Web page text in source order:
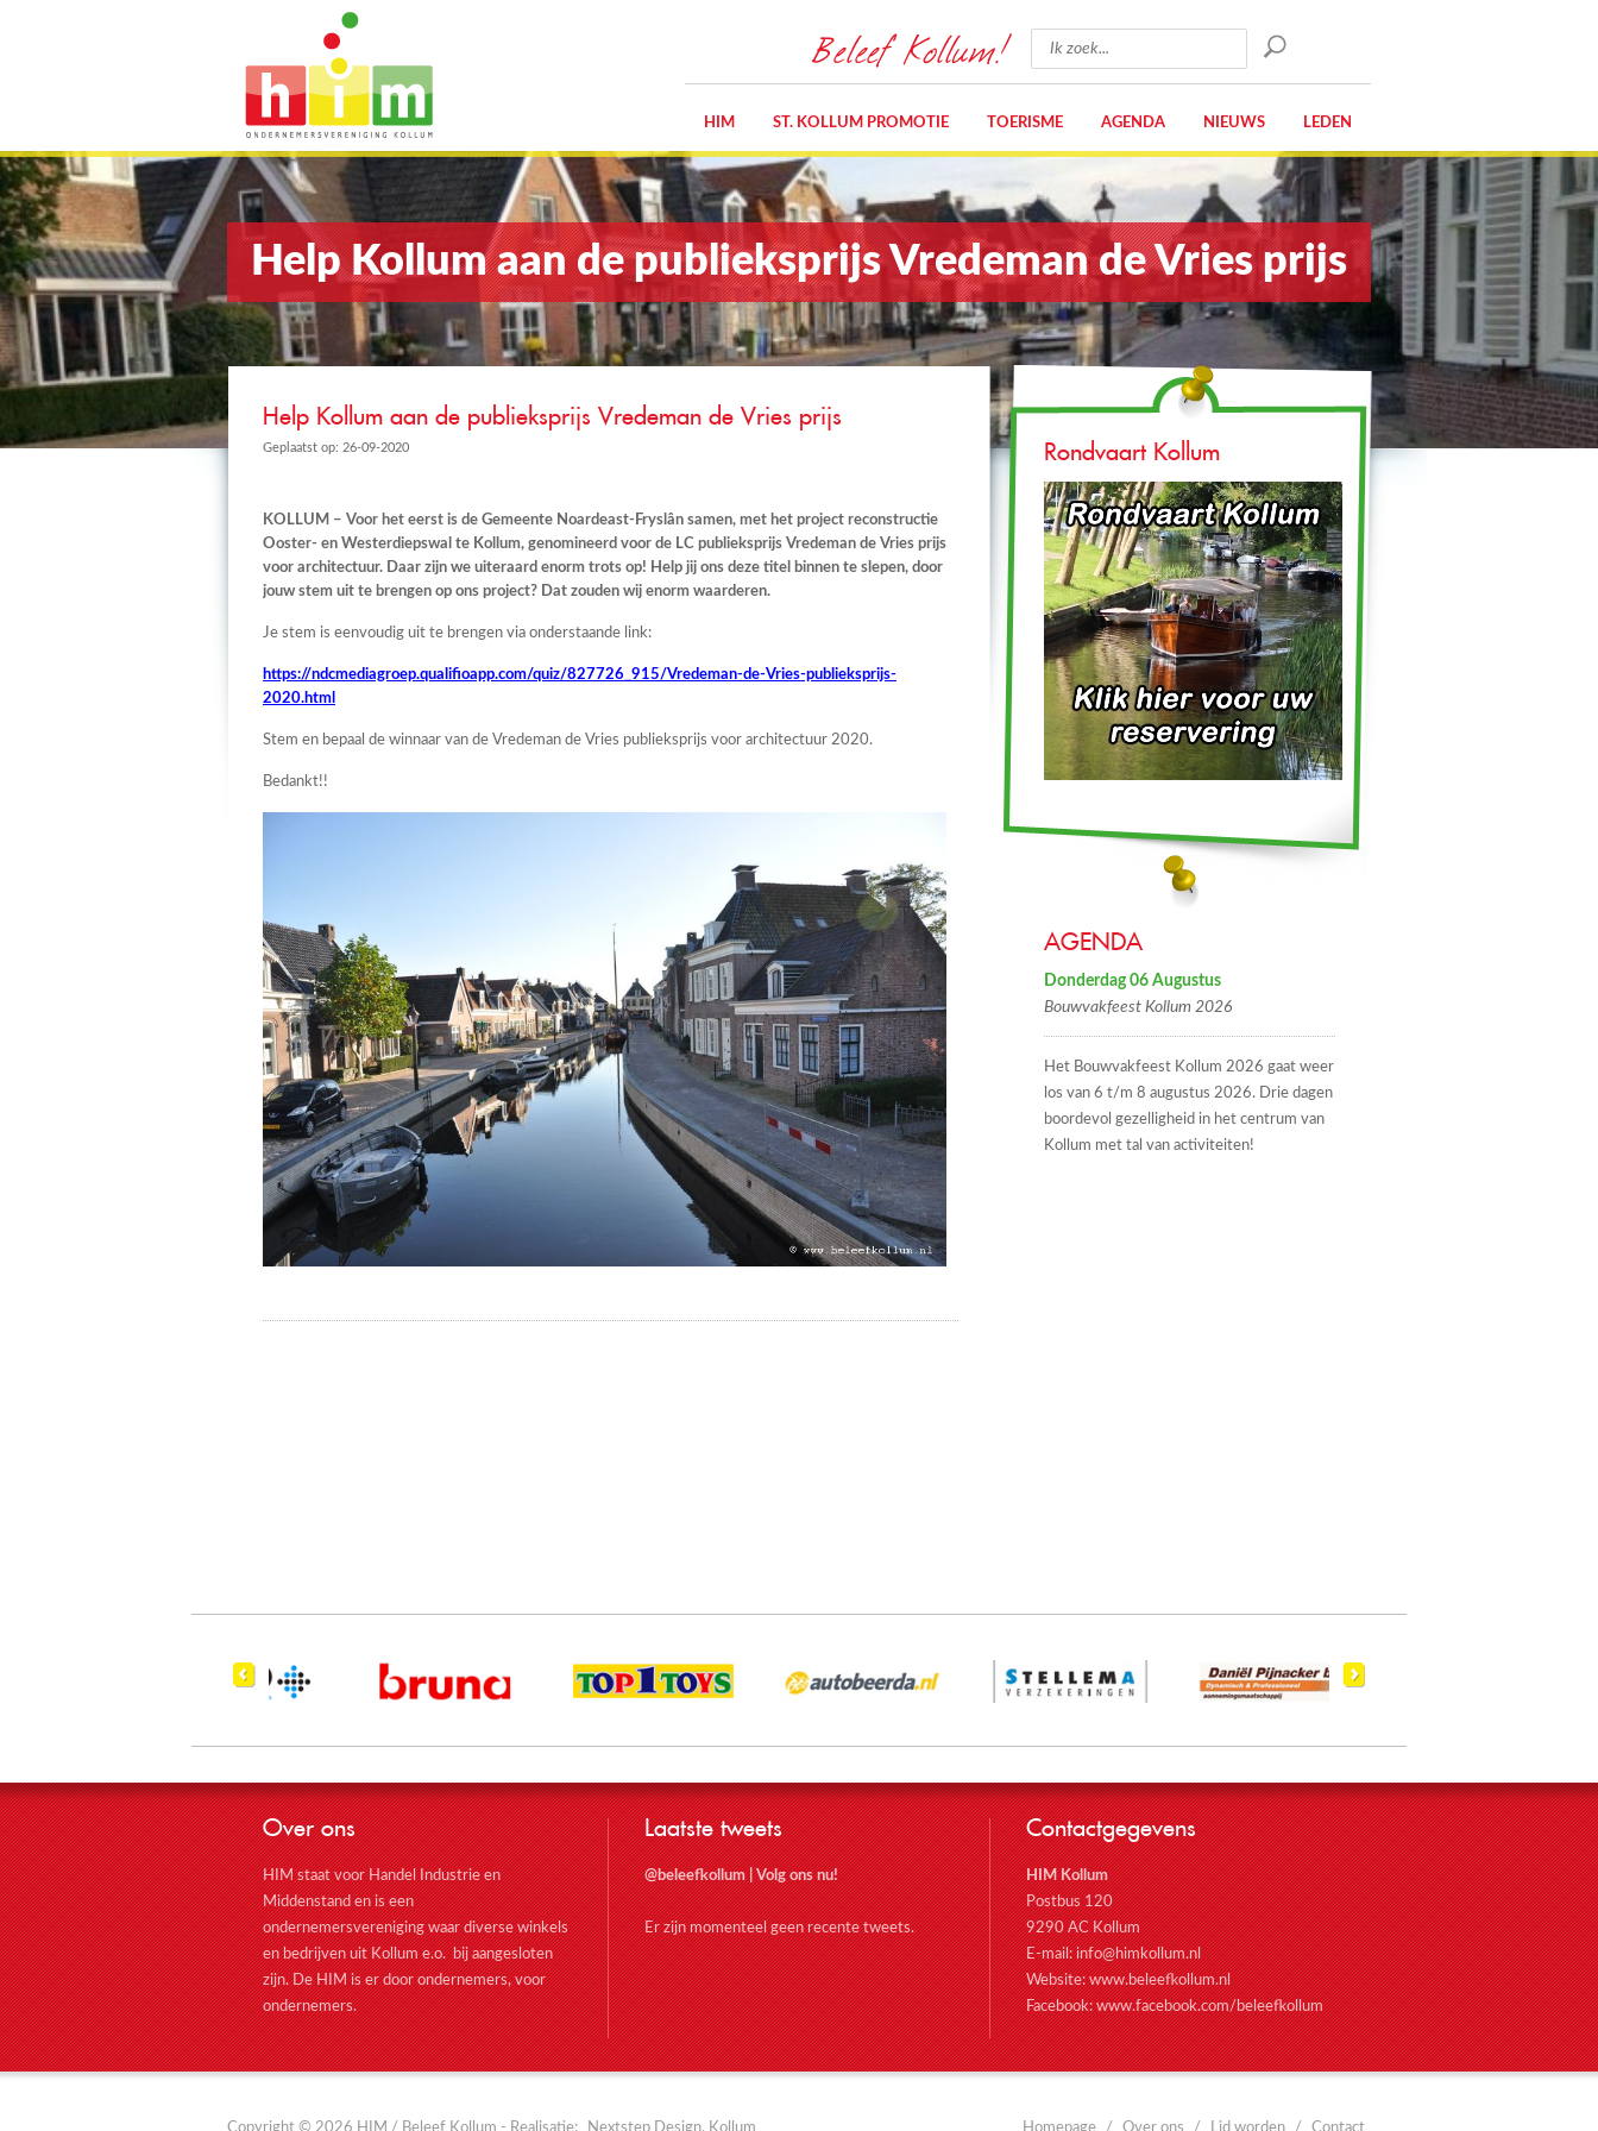
Beleef Kollum!
HIM ST. KOLLUM PROMOTIE TOERISME AGENDA NIEUWS LEDEN
Help Kollum aan de publieksprijs Vredeman de Vries prijs
Help Kollum aan de publieksprijs Vredeman de Vries prijs
Geplaatst op: 26-09-2020
KOLLUM – Voor het eerst is de Gemeente Noardeast-Fryslân samen, met het project reconstructie
Ooster- en Westerdiepswal te Kollum, genomineerd voor de LC publieksprijs Vredeman de Vries prijs
voor architectuur. Daar zijn we uiteraard enorm trots op! Help jij ons deze titel binnen te slepen, door
jouw stem uit te brengen op ons project? Dat zouden wij enorm waarderen.
Je stem is eenvoudig uit te brengen via onderstaande link:
https://ndcmediagroep.qualifioapp.com/quiz/827726_915/Vredeman-de-Vries-publieksprijs-
2020.html
Stem en bepaal de winnaar van de Vredeman de Vries publieksprijs voor architectuur 2020.
Bedankt!!
Rondvaart Kollum
AGENDA
Donderdag 06 Augustus
Bouwvakfeest Kollum 2026
Het Bouwvakfeest Kollum 2026 gaat weer
los van 6 t/m 8 augustus 2026. Drie dagen
boordevol gezelligheid in het centrum van
Kollum met tal van activiteiten!
Over ons
HIM staat voor Handel Industrie en
Middenstand en is een
ondernemersvereniging waar diverse winkels
en bedrijven uit Kollum e.o. bij aangesloten
zijn. De HIM is er door ondernemers, voor
ondernemers.
Laatste tweets
@beleefkollum|Volg ons nu!
Er zijn momenteel geen recente tweets.
Contactgegevens
HIM Kollum
Postbus 120
9290 AC Kollum
E-mail:info@himkollum.nl
Website:www.beleefkollum.nl
Facebook:www.facebook.com/beleefkollum